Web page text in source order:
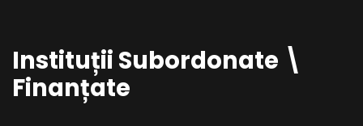
Instituții Subordonate \
Finanțate